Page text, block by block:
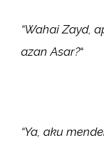
“Wahai Zayd,
azan Asar?“
“Ya, aku